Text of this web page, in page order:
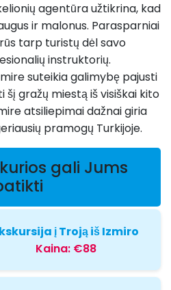
agentūra užtikrina, kad
ir malonus. Parasparniai
tarp turistų dėl savo
instruktorių.
suteikia galimybę pajusti
gražų miestą iš visiškai kito
atsiliepimai dažnai giria
pramogų Turkijoje.
gali Jums
į Troją iš Izmiro
Kaina: €88